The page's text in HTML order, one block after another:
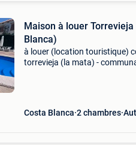
Maison à louer
Blanca)
à louer (location touristique)
torrevieja (la mata) -
Costa Blanca 2 chambres